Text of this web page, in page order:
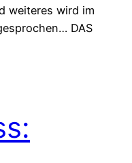
weiteres wird im
DAS